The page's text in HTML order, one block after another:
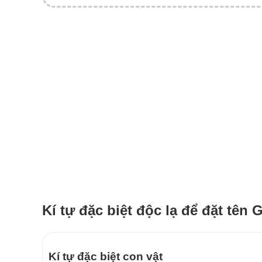
Kí tự đặc biệt độc lạ để đặt tên
Kí tự đặc biệt con vật